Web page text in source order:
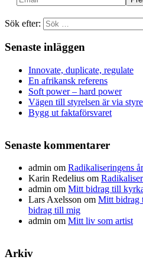
Sök efter:
Senaste inläggen
Innovate, duplicate, regulate
En afrikansk referens
Soft power – hard power
Vägen till styrelsen är via
Bygg ut faktaförsvaret
Senaste kommentarer
admin om Radikaliseringens år
Karin Redelius om
admin om Mitt bidrag till
Lars Axelsson om Mitt bidrag
bidrag till mig
admin om Mitt liv som artist
Arkiv